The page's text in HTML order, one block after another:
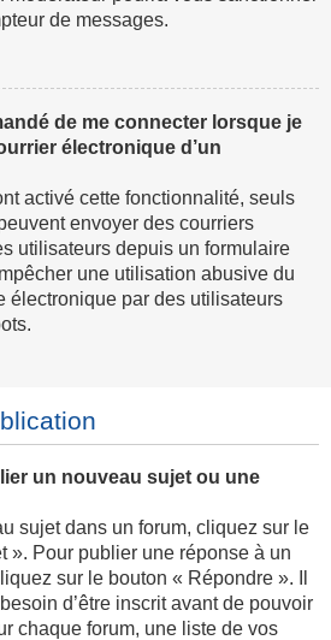
de messages.
de me connecter lorsque je
électronique d’un
activé cette fonctionnalité, seuls
envoyer des courriers
utilisateurs depuis un formulaire
une utilisation abusive du
électronique par des utilisateurs
un nouveau sujet ou une
sujet dans un forum, cliquez sur le
». Pour publier une réponse à un
sur le bouton « Répondre ». Il
d’être inscrit avant de pouvoir
chaque forum, une liste de vos